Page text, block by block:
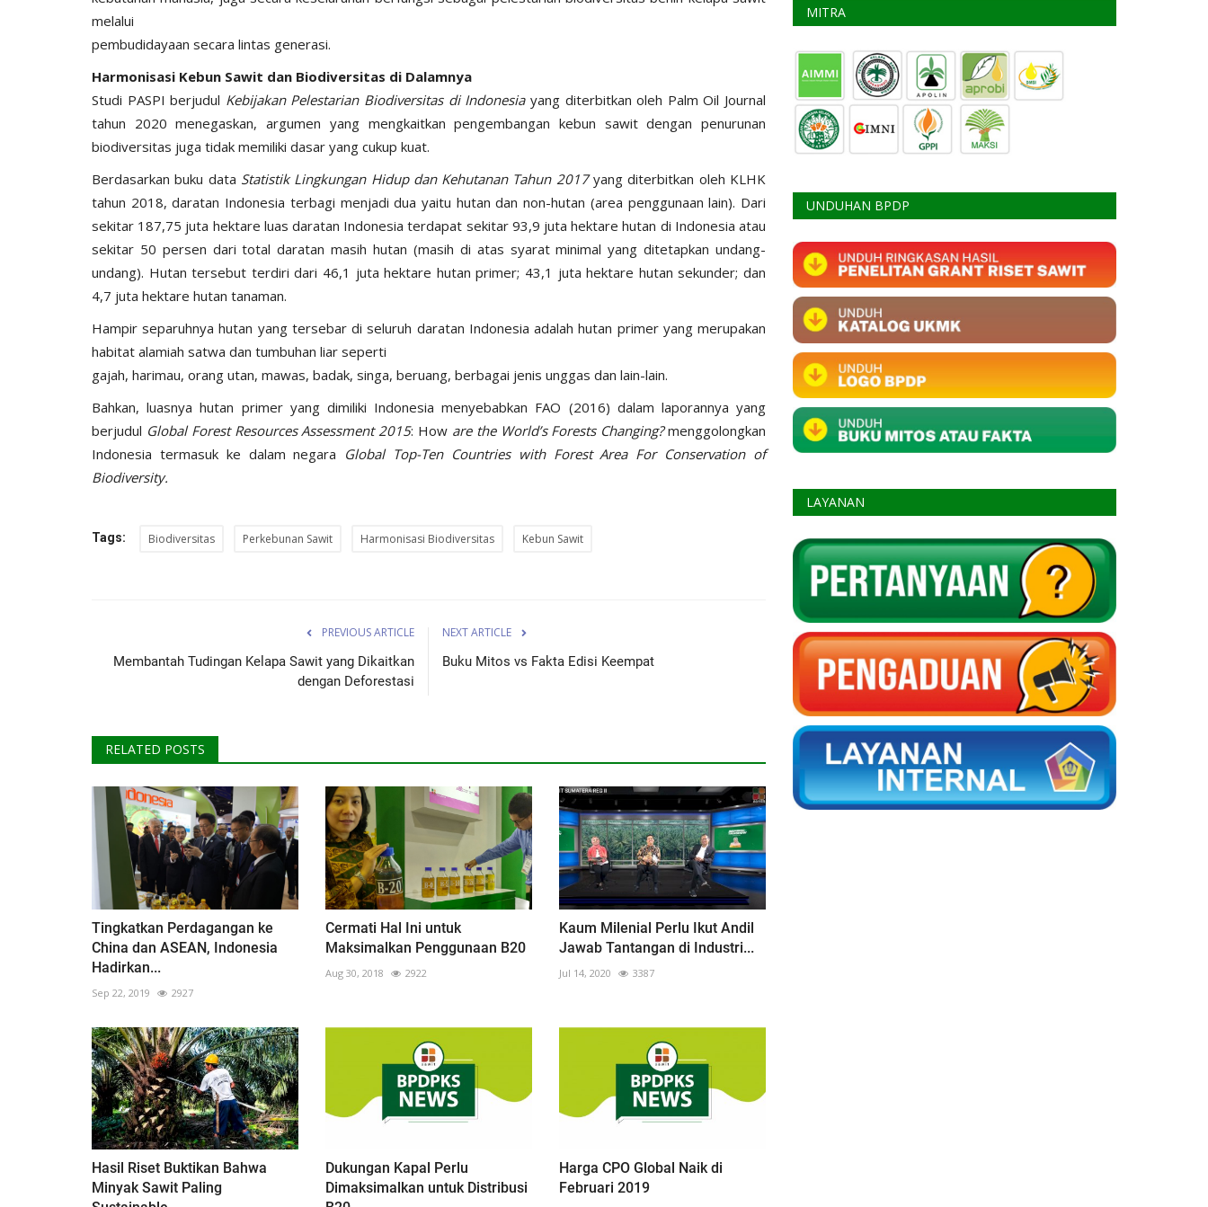
melalui
pembudidayaan secara lintas generasi.
Harmonisasi Kebun Sawit dan Biodiversitas di Dalamnya
Studi PASPI berjudul Kebijakan Pelestarian Biodiversitas di Indonesiayang diterbitkan oleh Palm Oil Journal
tahun 2020 menegaskan, argumen yang mengkaitkan pengembangan kebun sawit dengan penurunan
biodiversitas juga tidak memiliki dasar yang cukup kuat.
Berdasarkan buku data Statistik Lingkungan Hidup dan Kehutanan Tahun 2017yang diterbitkan oleh KLHK
tahun 2018, daratan Indonesia terbagi menjadi dua yaitu hutan dan non-hutan (area penggunaan lain). Dari
sekitar 187,75 juta hektare luas daratan Indonesia terdapat sekitar 93,9 juta hektare hutan di Indonesia atau
sekitar 50 persen dari total daratan masih hutan (masih di atas syarat minimal yang ditetapkan undang-
undang). Hutan tersebut terdiri dari 46,1 juta hektare hutan primer; 43,1 juta hektare hutan sekunder; dan
4,7 juta hektare hutan tanaman.
Hampir separuhnya hutan yang tersebar di seluruh daratan Indonesia adalah hutan primer yang merupakan
habitat alamiah satwa dan tumbuhan liar seperti
gajah, harimau, orang utan, mawas, badak, singa, beruang, berbagai jenis unggas dan lain-lain.
Bahkan, luasnya hutan primer yang dimiliki Indonesia menyebabkan FAO (2016) dalam laporannya yang
berjudul Global Forest Resources Assessment 2015: How are the World’s Forests Changing?menggolongkan
Indonesia termasuk ke dalam negara Global Top-Ten Countries with Forest Area For Conservation of
Biodiversity.
Tags: Biodiversitas Perkebunan Sawit Harmonisasi Biodiversitas Kebun Sawit
PREVIOUS ARTICLE
Membantah Tudingan Kelapa Sawit yang Dikaitkan
dengan Deforestasi
NEXT ARTICLE
Buku Mitos vs Fakta Edisi Keempat
RELATED POSTS
Tingkatkan Perdagangan ke
China dan ASEAN, Indonesia
Hadirkan...
Sep 22, 2019 2927
Cermati Hal Ini untuk
Maksimalkan Penggunaan B20
Aug 30, 2018 2922
Kaum Milenial Perlu Ikut Andil
Jawab Tantangan di Industri...
Jul 14, 2020 3387
Hasil Riset Buktikan Bahwa
Minyak Sawit Paling
Dukungan Kapal Perlu
Dimaksimalkan untuk Distribusi
Harga CPO Global Naik di
Februari 2019
MITRA
UNDUHAN BPDP
LAYANAN